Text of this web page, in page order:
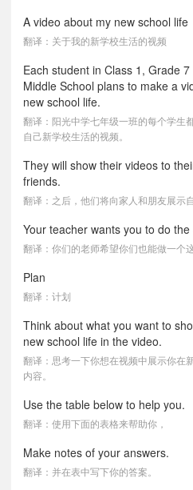
A video about my new school life
翻译：关于我的新学校生活的视频
Each student in Class 1, Grade
Middle School plans to make a
new school life.
翻译：阳光中学七年级一班的每个学生
自己新学校生活的视频。
They will show their videos to
friends.
翻译：之后，他们将向家人和朋友展示
Your teacher wants you to do
翻译：你们的老师希望你们也能做一个
Plan
翻译：计划
Think about what you want to
new school life in the video.
翻译：思考一下你想在视频中展示你在
内容。
Use the table below to help you.
翻译：使用下面的表格来帮助你，
Make notes of your answers.
翻译：并在表中写下你的答案。